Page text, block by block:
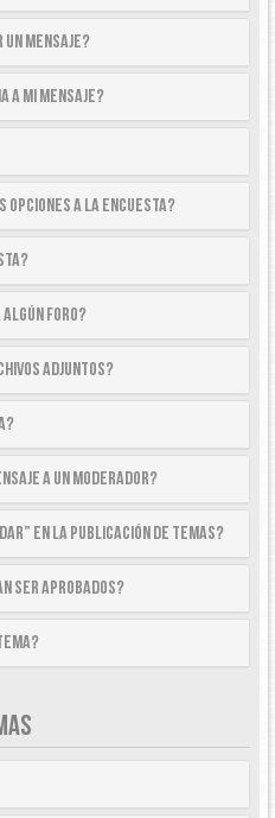
mensaje?
a mi mensaje?
opciones a la encuesta?
algún foro?
adjuntos?
a un moderador?
en la publicación de temas?
ser aprobados?